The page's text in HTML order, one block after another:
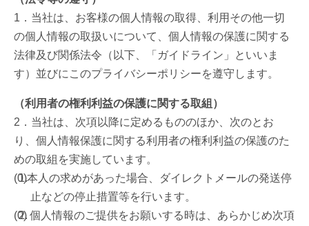
1．当社は、お客様の個人情報の取得、利用その他一切
の個人情報の取扱いについて、個人情報の保護に関する
法律及び関係法令（以下、「ガイドライン」といいま
す）並びにこのプライバシーポリシーを遵守します。
（利用者の権利利益の保護に関する取組）
2．当社は、次項以降に定めるもののほか、次のとお
り、個人情報保護に関する利用者の権利利益の保護のた
めの取組を実施しています。
本人の求めがあった場合、ダイレクトメールの発送停
止などの停止措置等を行います。
個人情報のご提供をお願いする時は、あらかじめ次項